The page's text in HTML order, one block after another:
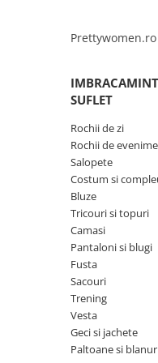
SUFLET
Rochii de zi
Rochii de
Salopete
Costum si
Bluze
Tricouri si topuri
Camasi
Pantaloni si blugi
Fusta
Sacouri
Trening
Vesta
Geci si jachete
Paltoane si